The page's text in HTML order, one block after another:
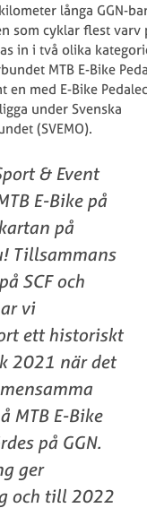
långa GGN-
som cyklar flest varv
in i två olika
MTB E-Bike
en med E-Bike
under Svenska
(SVEMO).
& Event
E-Bike på
på
Tillsammans
SCF och
vi
ett historiskt
2021 när det
MTB E-Bike
på GGN.
ger
och till 2022